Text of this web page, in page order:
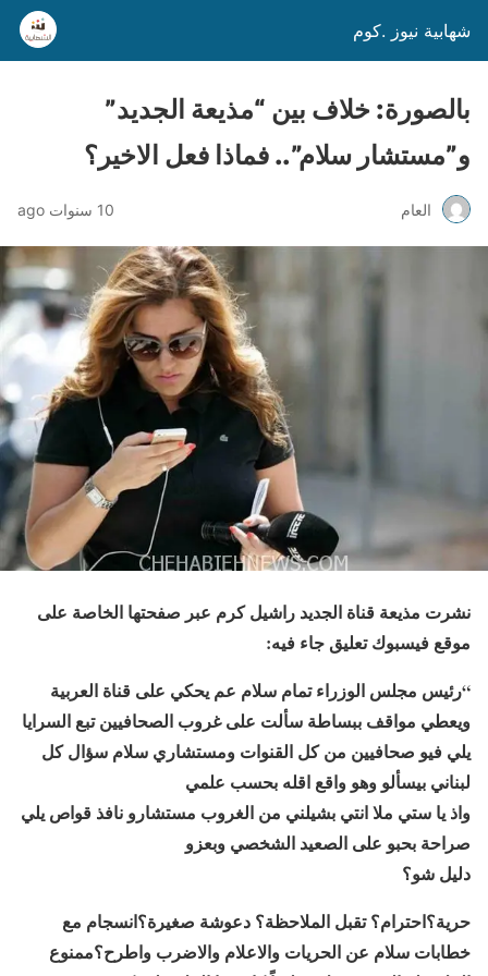
شهابية نيوز .كوم
بالصورة: خلاف بين “مذيعة الجديد”
و”مستشار سلام”.. فماذا فعل الاخير؟
العام 10 سنوات ago
نشرت مذيعة قناة الجديد راشيل كرم عبر صفحتها الخاصة على
موقع فيسبوك تعليق جاء فيه:
“رئيس مجلس الوزراء تمام سلام عم يحكي على قناة العربية
ويعطي مواقف ببساطة سألت على غروب الصحافيين تبع السرايا
يلي فيو صحافيين من كل القنوات ومستشاري سلام سؤال كل
لبناني بيسألو وهو واقع اقله بحسب علمي
واذ يا ستي ملا انتي بشيلني من الغروب مستشارو نافذ قواص يلي
صراحة بحبو على الصعيد الشخصي وبعزو
دليل شو؟
حرية؟احترام؟ تقبل الملاحظة؟ دعوشة صغيرة؟انسجام مع
خطابات سلام عن الحريات والاعلام والاضرب واطرح؟ممنوع